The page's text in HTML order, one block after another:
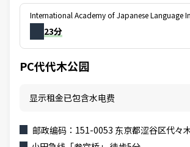
International Academy of Japanese Language
23分
PC代代木公园
显示租金已包含水电费
邮政编码：151-0053 东京都涩谷区代々